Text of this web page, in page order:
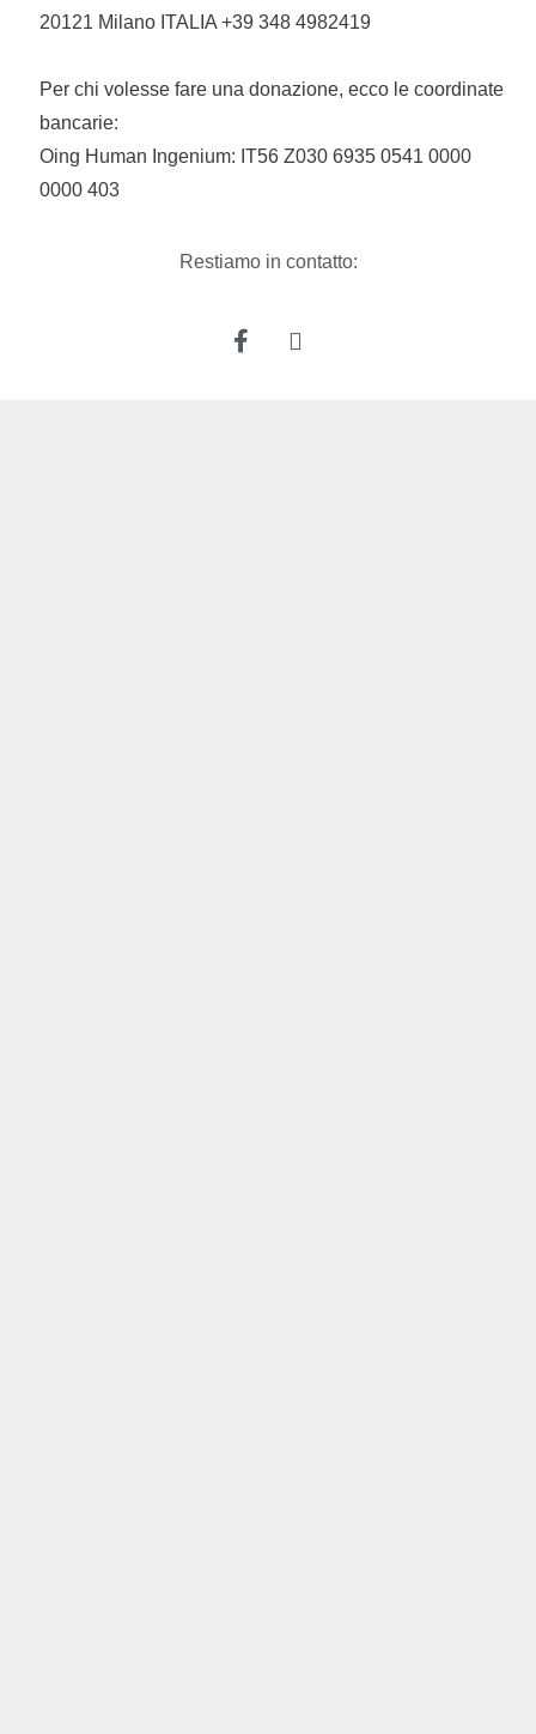
20121 Milano ITALIA +39 348 4982419
Per chi volesse fare una donazione, ecco le coordinate
bancarie:
Oing Human Ingenium: IT56 Z030 6935 0541 0000
0000 403
Restiamo in contatto: